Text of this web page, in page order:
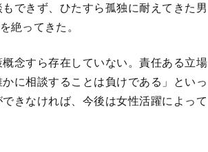
できず、ひたすら孤独に耐えてきた男
絶ってきた。
念すら存在していない。責任ある立場
に相談することは負けである」といっ
きなければ、今後は女性活躍によって